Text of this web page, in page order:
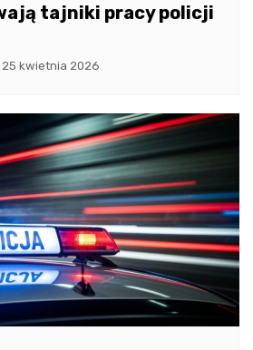
tajniki pracy policji
25 kwietnia 2026